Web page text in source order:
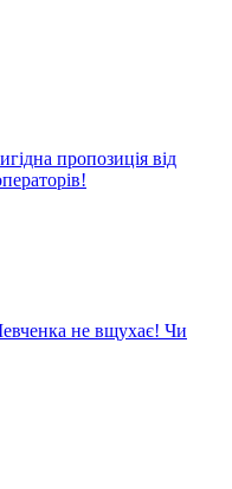
пропозиція від
не вщухає! Чи